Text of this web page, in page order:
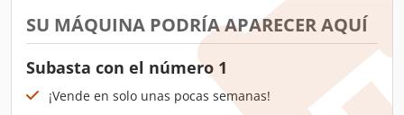
SU MÁQUINA PODRÍA APARECER AQUÍ
Subasta con el número 1
¡Vende en solo unas pocas semanas!